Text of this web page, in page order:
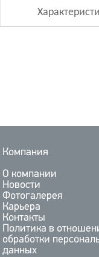
Компания
О компании
Новости
Фотогалерея
Карьера
Контакты
Политика в
обработки
данных